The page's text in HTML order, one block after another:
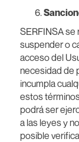
SERFINSA se
suspender o
acceso del
necesidad de
incumpla
estos
podrá ser
a las leyes y
posible